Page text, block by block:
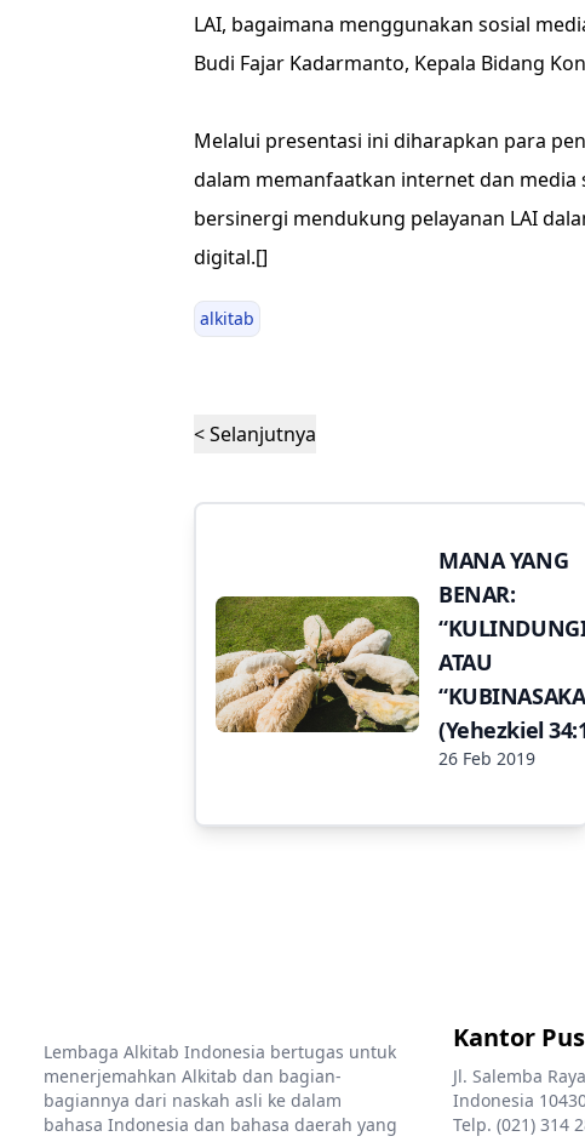
LAI, bagaimana menggunakan sosial
Budi Fajar Kadarmanto, Kepala Bidang
Melalui presentasi ini diharapkan para
dalam memanfaatkan internet dan
bersinergi mendukung pelayanan LAI
digital.[]
alkitab
< Selanjutnya
MANA YANG
BENAR:
ATAU
(Yehezkiel
26 Feb 2019
Lembaga Alkitab Indonesia bertugas untuk
menerjemahkan Alkitab dan bagian-
bagiannya dari naskah asli ke dalam
bahasa Indonesia dan bahasa daerah yang
Kantor
Jl. Salemba
Indonesia
Telp. (021) 314